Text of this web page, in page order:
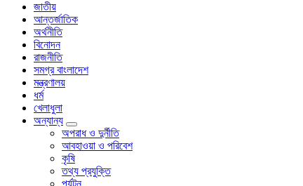
জাতীয়
আন্তর্জাতিক
অর্থনীতি
বিনোদন
রাজনীতি
সমগ্র বাংলাদেশ
মন্ত্রণালয়
ধর্ম
খেলাধুলা
অন্যান্য
অপরাধ ও দুর্নীতি
আবহাওয়া ও পরিবেশ
কৃষি
তথ্য প্রযুক্তি